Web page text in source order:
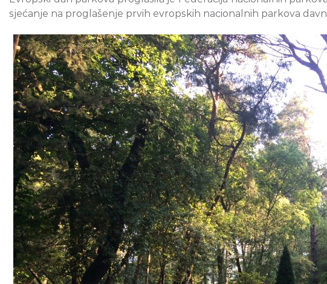
sjećanje na proglašenje prvih evropskih nacionalnih parkova